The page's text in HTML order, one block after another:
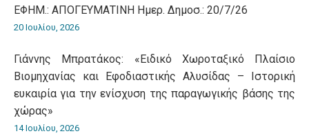
ΕΦΗΜ.: ΑΠΟΓΕΥΜΑΤΙΝΗ Ημερ. Δημοσ.: 20/7/26
20 Ιουλίου, 2026
Γιάννης Μπρατάκος: «Ειδικό Χωροταξικό Πλαίσιο
Βιομηχανίας και Εφοδιαστικής Αλυσίδας – Ιστορική
ευκαιρία για την ενίσχυση της παραγωγικής βάσης της
χώρας»
14 Ιουλίου, 2026